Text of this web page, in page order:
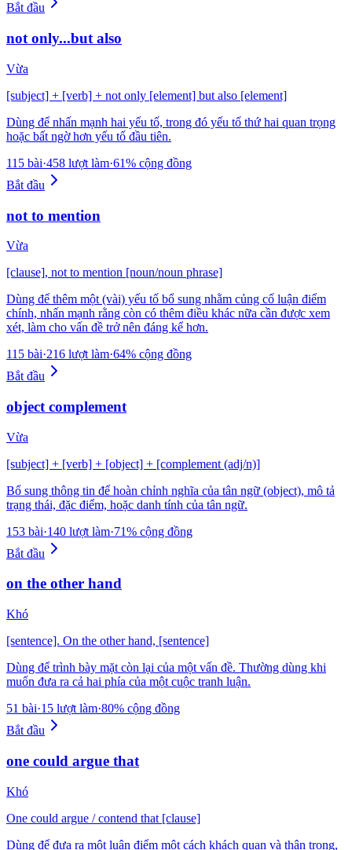
Bắt đầu
not only...but also
Vừa
[subject] + [verb] + not only [element] but also [element]
Dùng để nhấn mạnh hai yếu tố, trong đó yếu tố thứ hai quan trọng
hoặc bất ngờ hơn yếu tố đầu tiên.
115 bài·458 lượt làm·61% cộng đồng
Bắt đầu
not to mention
Vừa
[clause], not to mention [noun/noun phrase]
Dùng để thêm một (vài) yếu tố bổ sung nhằm củng cố luận điểm
chính, nhấn mạnh rằng còn có thêm điều khác nữa cần được xem
xét, làm cho vấn đề trở nên đáng kể hơn.
115 bài·216 lượt làm·64% cộng đồng
Bắt đầu
object complement
Vừa
[subject] + [verb] + [object] + [complement (adj/n)]
Bổ sung thông tin để hoàn chỉnh nghĩa của tân ngữ (object), mô tả
trạng thái, đặc điểm, hoặc danh tính của tân ngữ.
153 bài·140 lượt làm·71% cộng đồng
Bắt đầu
on the other hand
Khó
[sentence]. On the other hand, [sentence]
Dùng để trình bày mặt còn lại của một vấn đề. Thường dùng khi
muốn đưa ra cả hai phía của một cuộc tranh luận.
51 bài·15 lượt làm·80% cộng đồng
Bắt đầu
one could argue that
Khó
One could argue / contend that [clause]
Dùng để đưa ra một luận điểm một cách khách quan và thận trọng,